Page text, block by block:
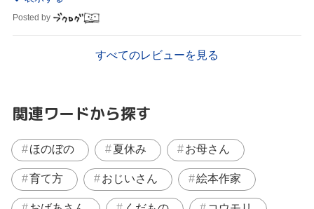
Posted by
すべてのレビューを見る
関連ワードから探す
ほのぼの 夏休み お母さん
育て方 おじいさん 絵本作家